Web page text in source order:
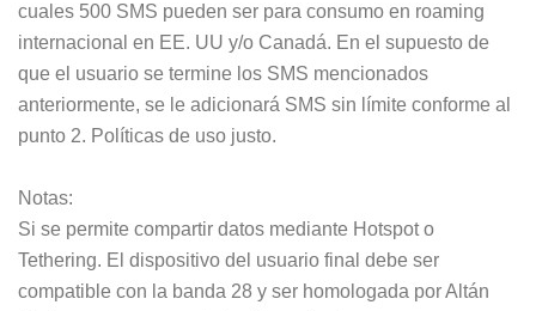
cuales 500 SMS pueden ser para consumo en roaming
internacional en EE. UU y/o Canadá. En el supuesto de
que el usuario se termine los SMS mencionados
anteriormente, se le adicionará SMS sin límite conforme al
punto 2. Políticas de uso justo.
Notas:
Si se permite compartir datos mediante Hotspot o
Tethering. El dispositivo del usuario final debe ser
compatible con la banda 28 y ser homologada por Altán